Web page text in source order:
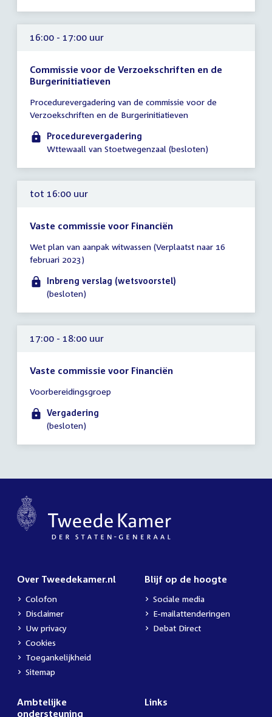
16:00 - 17:00 uur
Commissie voor de Verzoekschriften en de
Burgerinitiatieven
vergadering
16:00
17:00
Procedurevergadering van de commissie voor de
Verzoekschriften en de Burgerinitiatieven
Procedurevergadering
Wttewaall van Stoetwegenzaal (besloten)
tot 16:00 uur
Vaste commissie voor Financiën
vergadering
tot
16:00
uur
Wet plan van aanpak witwassen (Verplaatst naar 16
februari 2023)
Inbreng verslag (wetsvoorstel)
(besloten)
17:00 - 18:00 uur
Vaste commissie voor Financiën
vergadering
17:00
-
18:00
uur
Voorbereidingsgroep
Vergadering
(besloten)
Over Tweedekamer.nl
Colofon
Disclaimer
Uw privacy
Cookies
Toegankelijkheid
Sitemap
Blijf op de hoogte
Sociale media
E-mailattenderingen
Debat Direct
Ambtelijke
ondersteuning
Links